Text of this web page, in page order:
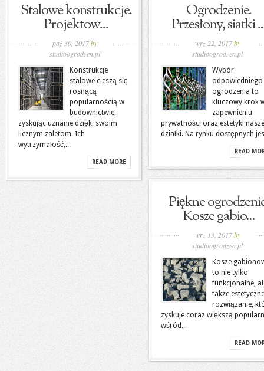
Stalowe konstrukcje.
Projektow...
paź 30, 2017by
studioogrodzen.pl
Konstrukcje
stalowe cieszą się
rosnącą
popularnością w
budownictwie,
zyskując uznanie dzięki swoim
licznym zaletom. Ich
wytrzymałość,...
READ MORE
Ogrodzenie.
Przesłony, siatki
wrz 22, 2017by
studioogrodzen.pl
Wybór
odpowiedniego
ogrodzenia to
kluczowy krok
zapewnieniu
prywatności oraz estetyki
działki. Na rynku dostępnych
READ
Piękne
Kosze gabio...
wrz 13, 2017by
studioogrodzen.pl
Kosze
to nie tylko
funkcjonalne,
także estetyczne
rozwiązanie,
zyskuje coraz większą
wśród...
READ